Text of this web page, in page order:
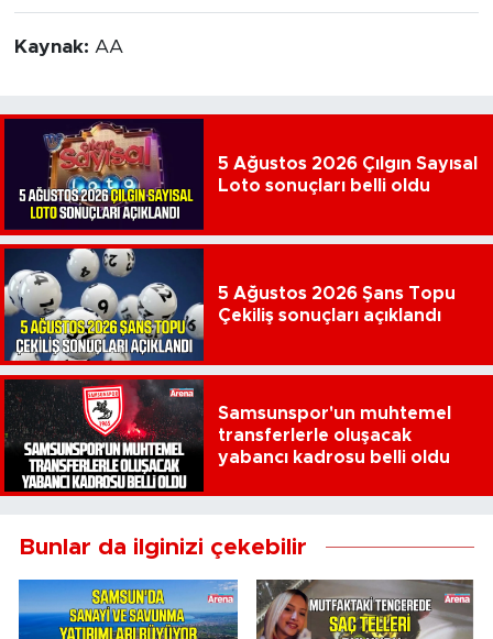
Kaynak: AA
5 Ağustos 2026 Çılgın Sayısal
Loto sonuçları belli oldu
5 Ağustos 2026 Şans Topu
Çekiliş sonuçları açıklandı
Samsunspor'un muhtemel
transferlerle oluşacak
yabancı kadrosu belli oldu
Bunlar da ilginizi çekebilir